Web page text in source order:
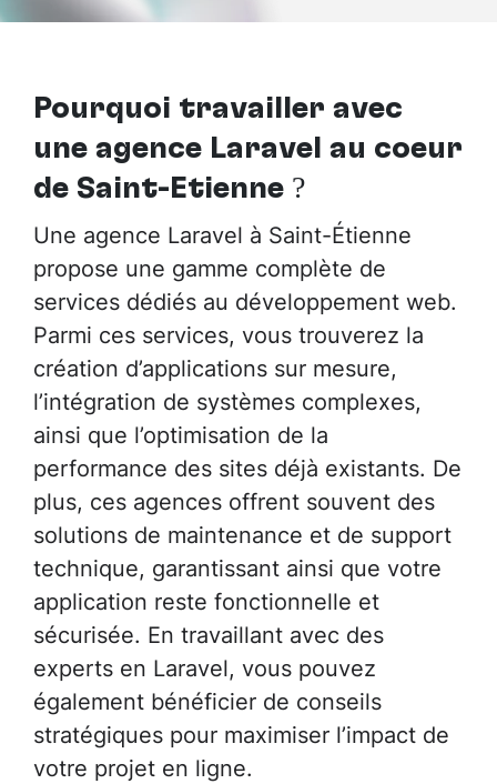
Pourquoi travailler avec
une agence Laravel au cœur
de Saint-Étienne ?
Une agence Laravel à Saint-Étienne
propose une gamme complète de
services dédiés au développement web.
Parmi ces services, vous trouverez la
création d’applications sur mesure,
l’intégration de systèmes complexes,
ainsi que l’optimisation de la
performance des sites déjà existants. De
plus, ces agences offrent souvent des
solutions de maintenance et de support
technique, garantissant ainsi que votre
application reste fonctionnelle et
sécurisée. En travaillant avec des
experts en Laravel, vous pouvez
également bénéficier de conseils
stratégiques pour maximiser l’impact de
votre projet en ligne.